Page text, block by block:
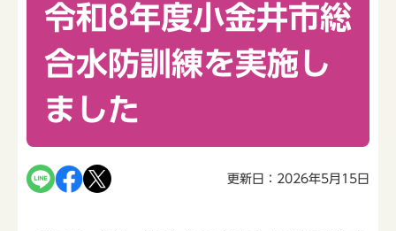
令和8年度小金井市総
合水防訓練を実施し
ました
更新日：2026年5月15日